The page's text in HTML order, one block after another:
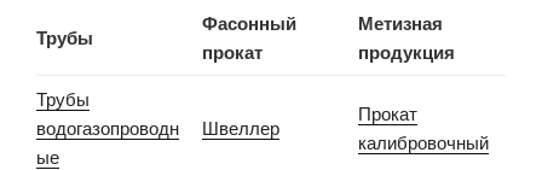
Трубы
Фасонный
прокат
Метизная
продукция
Трубы
водогазопроводн
ые
Швеллер
Прокат
калибровочный